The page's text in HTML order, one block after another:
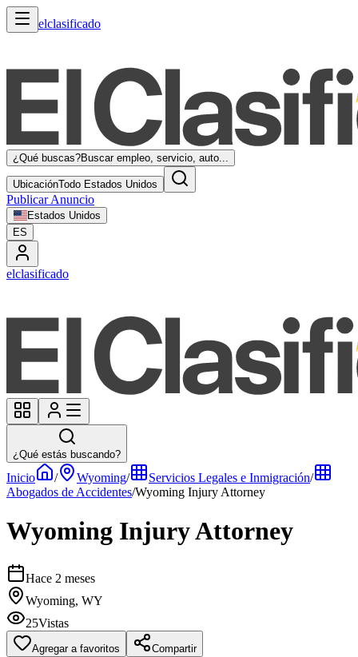
elclasificado
¿Qué buscas?Buscar empleo, servicio, auto...
UbicaciónTodo Estados Unidos
Publicar Anuncio
Estados Unidos
ES
elclasificado
¿Qué estás buscando?
Inicio / Wyoming/ Servicios Legales e Inmigración/
Abogados de Accidentes/Wyoming Injury Attorney
Wyoming Injury Attorney
Hace 2 meses
Wyoming, WY
25Vistas
Agregar a favoritos Compartir